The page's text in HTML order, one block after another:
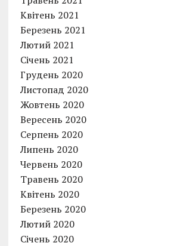
Квітень 2021
Березень 2021
Лютий 2021
Січень 2021
Грудень 2020
Листопад 2020
Жовтень 2020
Вересень 2020
Серпень 2020
Липень 2020
Червень 2020
Травень 2020
Квітень 2020
Березень 2020
Лютий 2020
Січень 2020